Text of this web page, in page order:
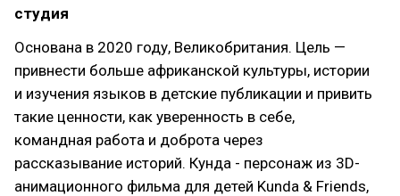
студия
Основана в 2020 году, Великобритания. Цель —
привнести больше африканской культуры, истории
и изучения языков в детские публикации и привить
такие ценности, как уверенность в себе,
командная работа и доброта через
рассказывание историй. Кунда - персонаж из 3D-
анимационного фильма для детей Kunda & Friends,